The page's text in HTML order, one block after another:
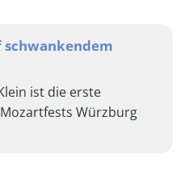
schwankendem
ist die erste
Würzburg